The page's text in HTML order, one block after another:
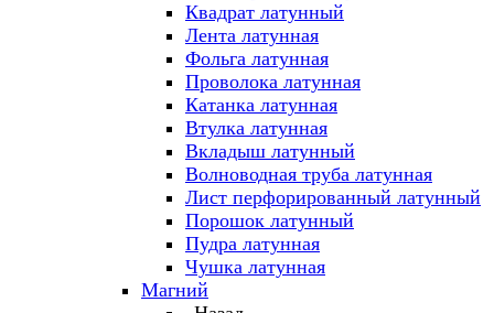
Квадрат латунный
Лента латунная
Фольга латунная
Проволока латунная
Катанка латунная
Втулка латунная
Вкладыш латунный
Волноводная труба латунная
Лист перфорированный латунный
Порошок латунный
Пудра латунная
Чушка латунная
Магний